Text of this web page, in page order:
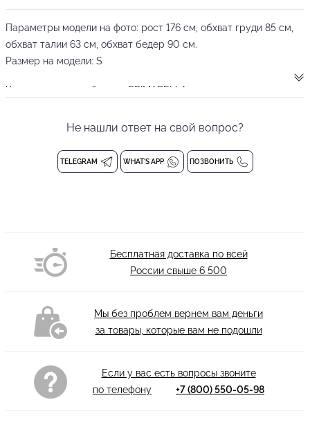
Параметры модели на фото: рост 176 см, обхват груди 85 см,
обхват талии 63 см, обхват бедер 90 см.
Размер на модели: S
Черное платье от бренда PRIMABELLA создано для смелых,
постановок. Модель полностью выполнена из эластичной
эффект воздушности и таинственности. Отсутствие вшитых
трусиков и чашечек позволяет свободно комбинировать платье
платью динамичный объем и художественную
выразительность, играя светом и тенью в движении. Длинные
силуэт, подчеркивающий пластику рук и линий тела. Платье
идеально подойдет для номеров, где важны визуальная
лёгкость, глубина и эмоциональная подача.
Сочетайте его с облегающими боди, короткими шортами или
тонкими брюками — оно станет ключевым элементом вашего
Не нашли ответ на свой вопрос?
TELEGRAM WHAT'S APP ПОЗВОНИТЬ
Бесплатная доставка по всей
России свыше 6 500
Мы без проблем вернем вам деньги
за товары, которые вам не подошли
Если у вас есть вопросы звоните
по телефону
+7 (800) 550-05-98